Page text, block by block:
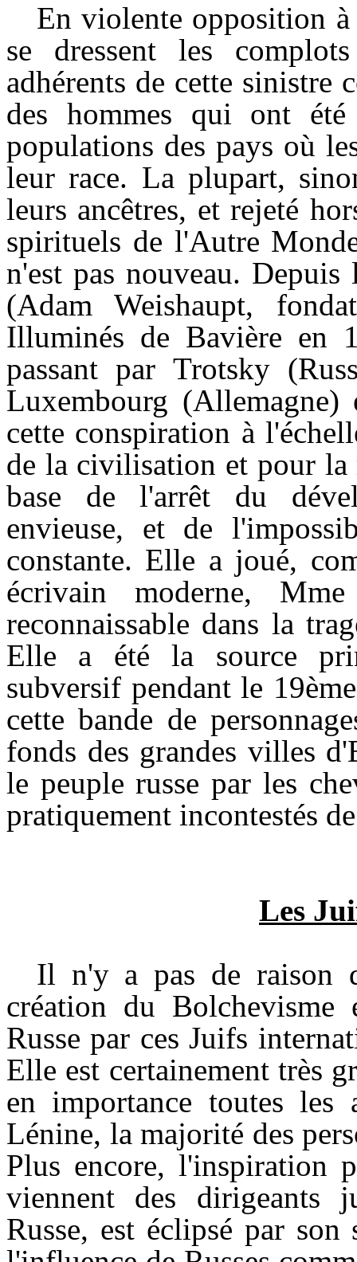
En violente opposition
se dressent les
adhérents de cette sinistre
des hommes qui ont été
populations des pays où
leur race. La plupart,
leurs ancêtres, et rejeté
spirituels de l'Autre
n'est pas nouveau. Depuis
(Adam Weishaupt,
Illuminés de Bavière en
passant par Trotsky
Luxembourg
cette conspiration à
de la civilisation et pour la
base de l'arrêt du
envieuse, et de
constante. Elle a joué,
écrivain moderne,
reconnaissable dans la
Elle a été la source
subversif pendant le
cette bande de
fonds des grandes villes
le peuple russe par les
pratiquement incontestés
Les
Il n'y a pas de raison
création du
Russe par ces Juifs
Elle est certainement très
en importance toutes les
Lénine, la majorité des
Plus encore, l'inspiration
viennent des dirigeants
Russe, est éclipsé par